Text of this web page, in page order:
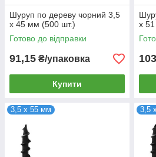
Шуруп по дереву чорний 3,5
х 45 мм (500 шт.)
Готово до відправки
91,15 ₴/упаковка
Купити
х
3,5 х 55 мм 3,5